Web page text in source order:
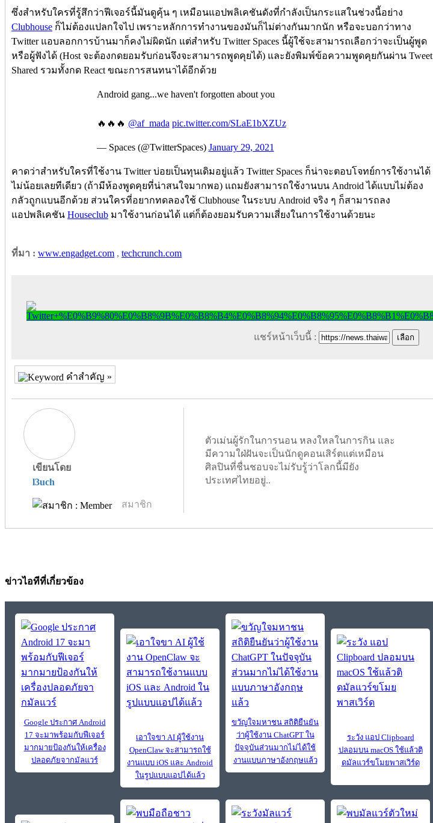
ซึ่งสำหรับใครที่รู้สึกว่าฟีเจอร์นี้มันดูคุ้น ๆ เหมือนแอปพลิเคชันดังที่กำลังเป็นกระแสในช่วงนี้อย่าง
Clubhouse ก็ไม่ต้องแปลกใจไป เพราะหลักการทำงานของมันก็ไม่ต่างกันมากนัก หรือจะบอกว่าทาง
Twitter แอบลอกการบ้านมาก็คงไม่ผิดนัก แต่สำหรับ Twitter Spaces นี้ผู้ใช้จะสามารถเลือกว่าจะเป็นผู้พูด
หรือผู้ฟังได้ (Host จะต้องกดยอมรับก่อนจึงจะสามารถพูดคุยได้) และยังพิมพ์ข้อความพูดคุยกันผ่าน Tweet
Shared รวมทั้งกด React ขณะการสนทนาได้อีกด้วย
Android gang...we haven't forgotten about you
🔥🔥🔥 @af_mada pic.twitter.com/SLaE1bXZUz
— Spaces (@TwitterSpaces) January 29, 2021
คาดว่าสำหรับใครที่ใช้งาน Twitter บ่อยเป็นทุนเดิมอยู่แล้ว Twitter Spaces ก็น่าจะตอบโจทย์การใช้งานได้
ไม่น้อยเลยทีเดียว (ถ้ามีห้องพูดคุยที่น่าสนใจมากพอ) แถมยังสามารถใช้งานบน Android ได้แบบไม่ต้อง
กลัวถูกแบนอีกด้วย ส่วนใครที่อยากทดลองใช้ Clubhouse ในระบบ Android จริง ๆ ก็สามารถลง
แอปพลิเคชัน Houseclub มาใช้งานก่อนได้ แต่ก็ต้องยอมรับความเสี่ยงในการใช้งานด้วยนะ
ที่มา : www.engadget.com , techcrunch.com
แชร์หน้าเว็บนี้ :
คำสำคัญ »
เขียนโดย
l3uch
สมาชิก
ตัวเม่นผู้รักในการนอน หลงใหลในการกิน และ
มีความใฝ่ฝันจะเป็นนักดูคอนเสิร์ตแต่เหมือน
ศิลปินที่ชื่นชอบจะไม่รับรู้ว่าโลกนี้มียัง
ประเทศไทยอยู่..
ข่าวไอทีที่เกี่ยวข้อง
Google ประกาศ Android
17 จะมาพร้อมกับฟีเจอร์
มากมายป้องกันให้เครื่อง
ปลอดภัยจากมัลแวร์
เอาใจขา AI ผู้ใช้งาน
OpenClaw จะสามารถใช้
งานแบบ iOS และ Android
ในรูปแบบแอปได้แล้ว
ขวัญใจมหาชน สถิติยืนยัน
ว่าผู้ใช้งาน ChatGPT ใน
ปัจจุบันส่วนมากไม่ได้ใช้
งานแบบภาษาอังกฤษแล้ว
ระวัง แอป Clipboard
ปลอมบน macOS ใช้แล้วติ
ดมัลแวร์ขโมยพาสเวิร์ด